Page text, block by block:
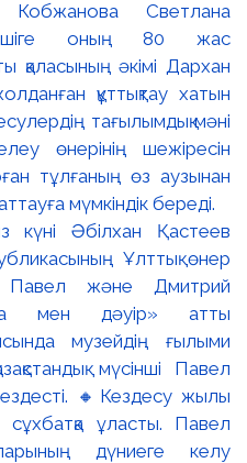
Әбілхан Қастеев
Ұлттық өнер
Павел және Дмитрий
мен дәуір» атты
музейдің ғылыми
мүсінші Павел
🔸Кездесу жылы
ұласты. Павел
дүниеге келу